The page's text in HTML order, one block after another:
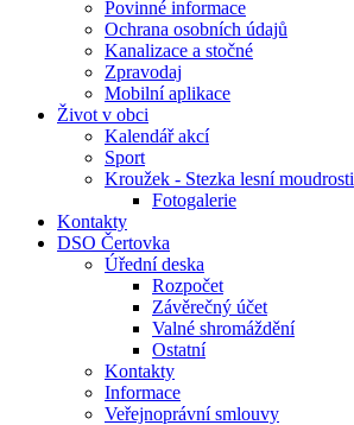
Povinné informace
Ochrana osobních údajů
Kanalizace a stočné
Zpravodaj
Mobilní aplikace
Život v obci
Kalendář akcí
Sport
Kroužek - Stezka lesní moudrosti
Fotogalerie
Kontakty
DSO Čertovka
Úřední deska
Rozpočet
Závěrečný účet
Valné shromáždění
Ostatní
Kontakty
Informace
Veřejnoprávní smlouvy